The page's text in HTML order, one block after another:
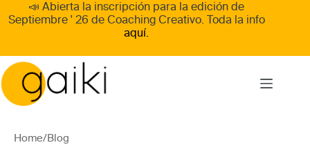
to
📣 Abierta la inscripción para la edición de
Septiembre ' 26 de Coaching Creativo. Toda la info
aquí.
Home/Blog